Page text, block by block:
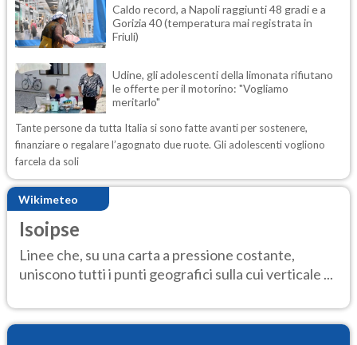
Caldo record, a Napoli raggiunti 48 gradi e a
Gorizia 40 (temperatura mai registrata in
Friuli)
Udine, gli adolescenti della limonata rifiutano
le offerte per il motorino: "Vogliamo
meritarlo"
Tante persone da tutta Italia si sono fatte avanti per sostenere,
finanziare o regalare l’agognato due ruote. Gli adolescenti vogliono
farcela da soli
Wikimeteo
Isoipse
Linee che, su una carta a pressione costante,
uniscono tutti i punti geografici sulla cui verticale ...